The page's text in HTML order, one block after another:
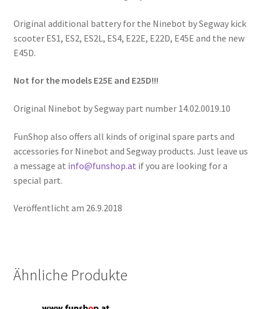
Original additional battery for the Ninebot by Segway kick
scooter ES1, ES2, ES2L, ES4, E22E, E22D, E45E and the new
E45D.
Not for the models E25E and E25D!!!
Original Ninebot by Segway part number 14.02.0019.10
FunShop also offers all kinds of original spare parts and
accessories for Ninebot and Segway products. Just leave us
a message at info@funshop.at if you are looking for a
special part.
Veröffentlicht am 26.9.2018
Ähnliche Produkte